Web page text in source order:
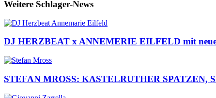
Weitere Schlager-News
DJ HERZBEAT x ANNEMERIE EILFELD mit
STEFAN MROSS: KASTELRUTHER SPATZEN,